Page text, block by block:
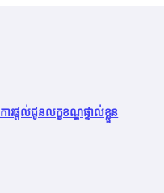
ការផ្តល់ជូនលក្ខខណ្ឌផ្ទាល់ខ្លួន